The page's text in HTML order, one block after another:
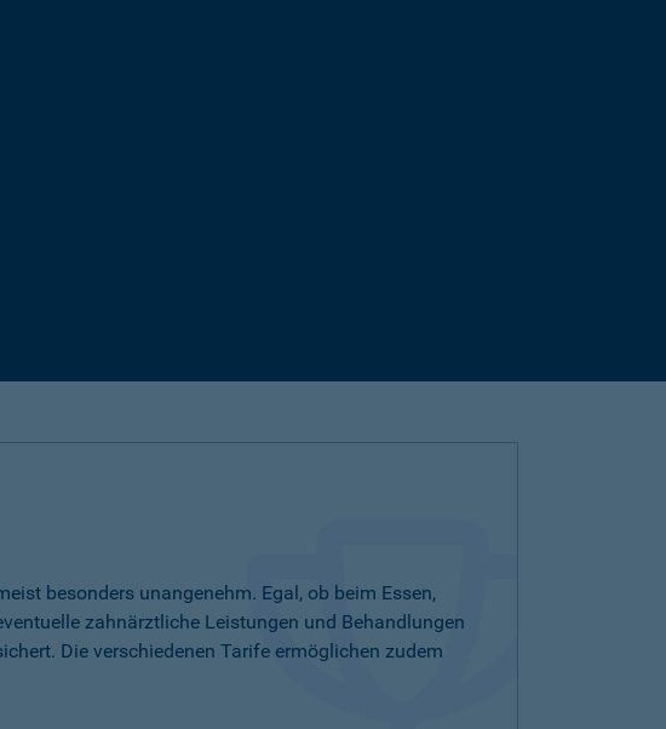
besonders unangenehm. Egal, ob beim Essen,
zahnärztliche Leistungen und Behandlungen
Die verschiedenen Tarife ermöglichen zudem